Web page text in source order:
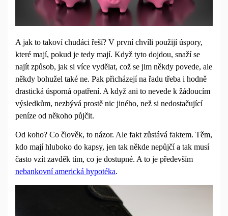
A jak to takoví chudáci řeší? V první chvíli použijí úspory,
které mají, pokud je tedy mají. Když tyto dojdou, snaží se
najít způsob, jak si více vydělat, což se jim někdy povede, ale
někdy bohužel také ne. Pak přicházejí na řadu třeba i hodně
drastická úsporná opatření. A když ani to nevede k žádoucím
výsledkům, nezbývá prostě nic jiného, než si nedostačující
peníze od někoho půjčit.
Od koho? Co člověk, to názor. Ale fakt zůstává faktem. Těm,
kdo mají hluboko do kapsy, jen tak někde nepůjčí a tak musí
často vzít zavděk tím, co je dostupné. A to je především
nebankovní americká hypotéka.